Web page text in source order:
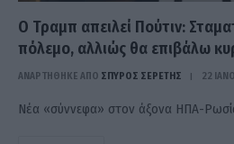
Ο Τραμπ απειλεί Πούτιν:
πόλεμο, αλλιώς θα επιβάλω
ΑΝΑΡΤΗΘΗΚΕ ΑΠΟ ΣΠΎΡΟΣ ΣΕΡΈΤΗΣ 22
Νέα «σύννεφα» στον άξονα ΗΠΑ-